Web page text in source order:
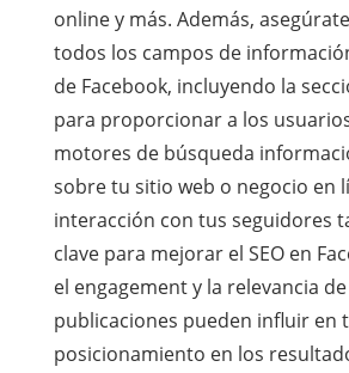
online y más. Además,
todos los campos de
de Facebook, incluyendo la
para proporcionar a los
motores de búsqueda
sobre tu sitio web o negocio en
interacción con tus seguidores
clave para mejorar el SEO en
el engagement y la relevancia
publicaciones pueden influir en
posicionamiento en los